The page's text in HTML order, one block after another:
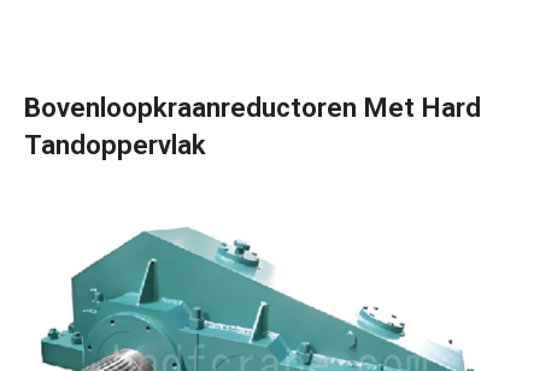
Bovenloopkraanreductoren Met Hard
Tandoppervlak